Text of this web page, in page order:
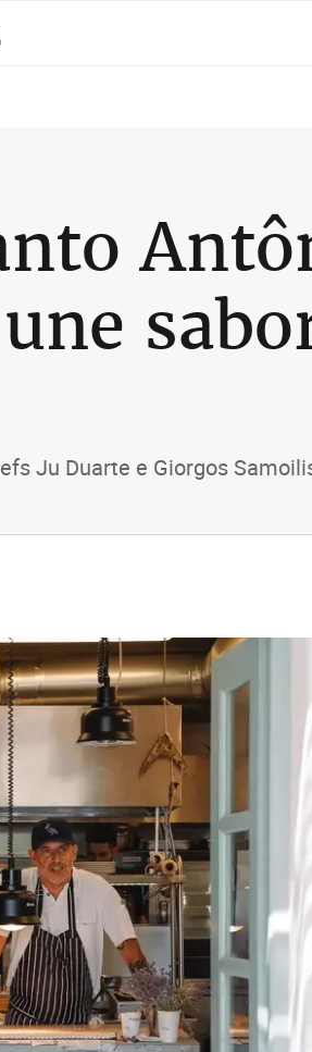
Ju Duarte e Giorgos